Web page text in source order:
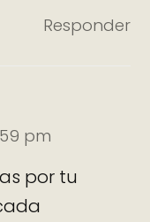
Responder
pm
por tu